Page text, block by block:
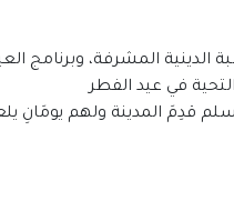
الدينية المشرفة،
في عيد الفطر
قدِمَ المدينة ولهم يومَانِ